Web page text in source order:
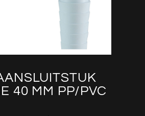
40 MM PP/PVC